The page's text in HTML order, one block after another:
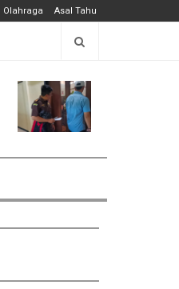
Olahraga Asal Tahu